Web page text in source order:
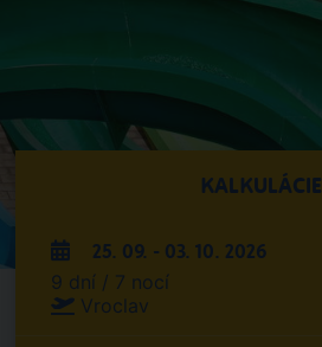
KALKULÁCIE
25. 09. - 03. 10. 2026
9 dní / 7 nocí
Vroclav